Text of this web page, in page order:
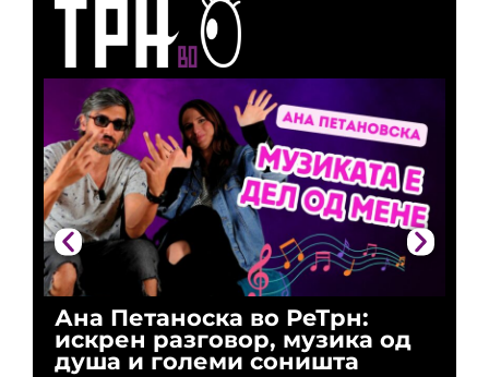
Ана Петаноска во РеТрн:
искрен разговор, музика од
душа и големи соништа